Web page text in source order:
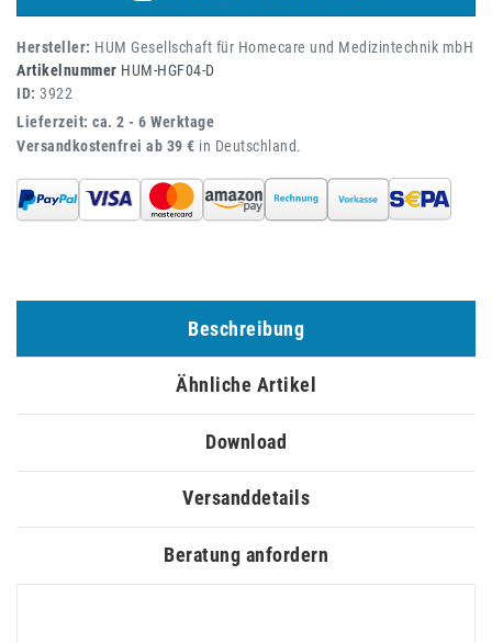
Hersteller: HUM Gesellschaft für Homecare und Medizintechnik mbH
Artikelnummer HUM-HGF04-D
ID: 3922
Lieferzeit: ca. 2 - 6 Werktage
Versandkostenfrei ab 39 € in Deutschland.
Beschreibung
Ähnliche Artikel
Download
Versanddetails
Beratung anfordern